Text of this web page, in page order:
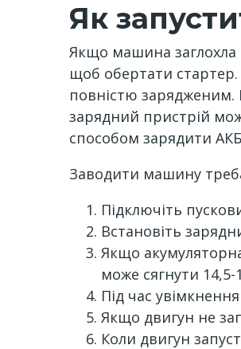
Як
Якщо машина заглохла
щоб обертати
повністю зарядженим.
зарядний пристрій
способом зарядити
Заводити машину
Підключіть
Встановіть
Якщо
може сягнути 14,5-
Під час
Якщо двигун не
Коли двигун